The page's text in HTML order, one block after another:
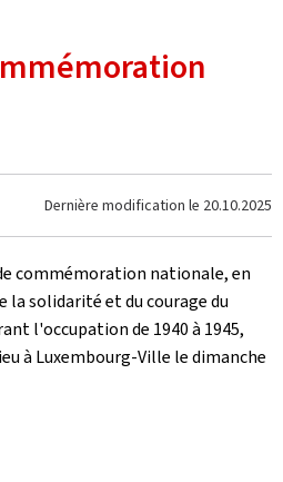
Dernière modification le 20.10.2025
commémoration nationale, en
la solidarité et du courage du
l'occupation de 1940 à 1945,
à Luxembourg-Ville le dimanche